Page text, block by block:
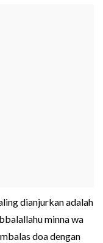
dianjurkan adalah
minna wa
doa dengan